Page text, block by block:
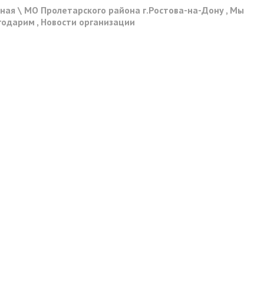
\ МО Пролетарского района г.Ростова-на-Дону , Мы
, Новости организации